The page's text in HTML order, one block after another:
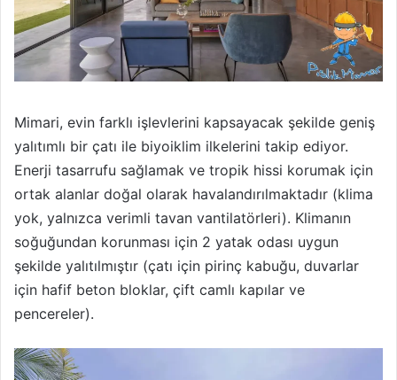
Mimari, evin farklı işlevlerini kapsayacak şekilde geniş
yalıtımlı bir çatı ile biyoiklim ilkelerini takip ediyor.
Enerji tasarrufu sağlamak ve tropik hissi korumak için
ortak alanlar doğal olarak havalandırılmaktadır (klima
yok, yalnızca verimli tavan vantilatörleri). Klimanın
soğuğundan korunması için 2 yatak odası uygun
şekilde yalıtılmıştır (çatı için pirinç kabuğu, duvarlar
için hafif beton bloklar, çift camlı kapılar ve
pencereler).